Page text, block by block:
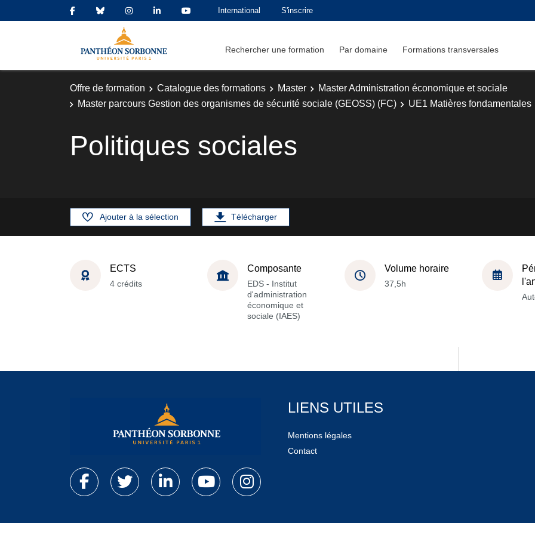
International S'inscrire
Rechercher une formation Par domaine Formations transversales
Offre de formation Catalogue des formations Master
Master Administration économique et sociale
Master parcours Gestion des organismes de sécurité sociale (GEOSS) (FC)
UE1 Matières fondamentales
Politiques sociales
Ajouter à la sélection Télécharger
ECTS
4 crédits
Composante
EDS - Institut
d'administration
économique et
sociale (IAES)
Volume horaire
37,5h
LIENS UTILES
Mentions légales
Contact